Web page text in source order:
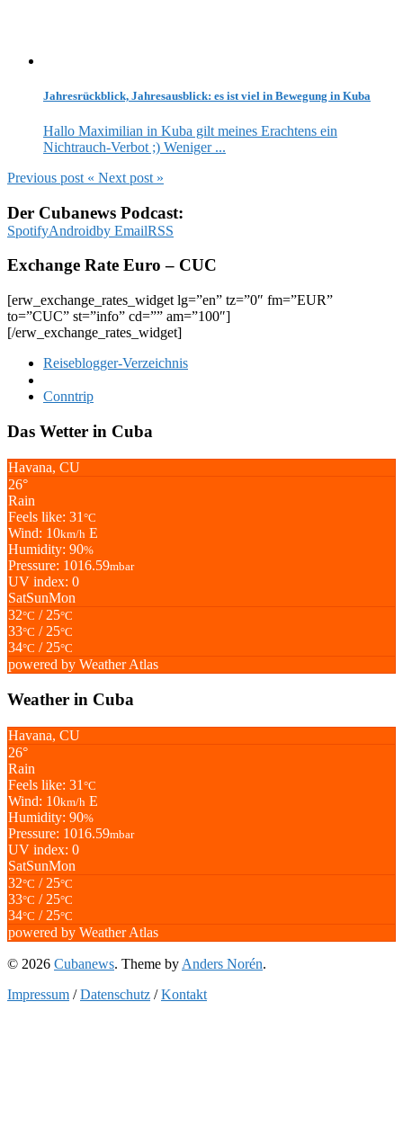
Jahresrückblick, Jahresausblick: es ist viel in Bewegung in Kuba
Hallo Maximilian in Kuba gilt meines Erachtens ein
Nichtrauch-Verbot ;) Weniger ...
Previous post « Next post »
Der Cubanews Podcast:
SpotifyAndroidby EmailRSS
Exchange Rate Euro – CUC
[erw_exchange_rates_widget lg=”en” tz=”0″ fm=”EUR”
to=”CUC” st=”info” cd=”” am=”100″]
[/erw_exchange_rates_widget]
Reiseblogger-Verzeichnis
Conntrip
Das Wetter in Cuba
Havana, CU
26°
Rain
Feels like: 31 °C
Wind: 10km/h E
Humidity: 90%
Pressure: 1016.59mbar
UV index: 0
SatSunMon
32°C / 25°C
33°C / 25°C
34°C / 25°C
powered by Weather Atlas
Weather in Cuba
Havana, CU
26°
Rain
Feels like: 31 °C
Wind: 10km/h E
Humidity: 90%
Pressure: 1016.59mbar
UV index: 0
SatSunMon
32°C / 25°C
33°C / 25°C
34°C / 25°C
powered by Weather Atlas
© 2026 Cubanews. Theme by Anders Norén.
Impressum /Datenschutz /Kontakt